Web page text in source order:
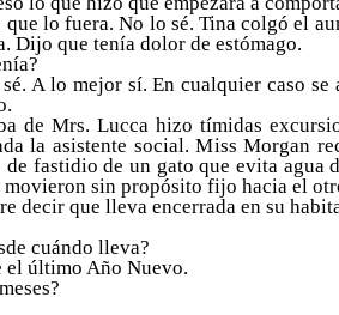
que lo fuera. No lo sé. Tina colgó el
Dijo que tenía dolor de estómago.
ía?
é. A lo mejor sí. En cualquier caso se
de Mrs. Lucca hizo tímidas
la asistente social. Miss Morgan
de fastidio de un gato que evita agua
movieron sin propósito fijo hacia el
decir que lleva encerrada en su
cuándo lleva?
elúltimo Año Nuevo.